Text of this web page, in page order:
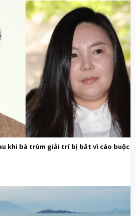
khi bà trùm giải trí bị bắt vì cáo buộc